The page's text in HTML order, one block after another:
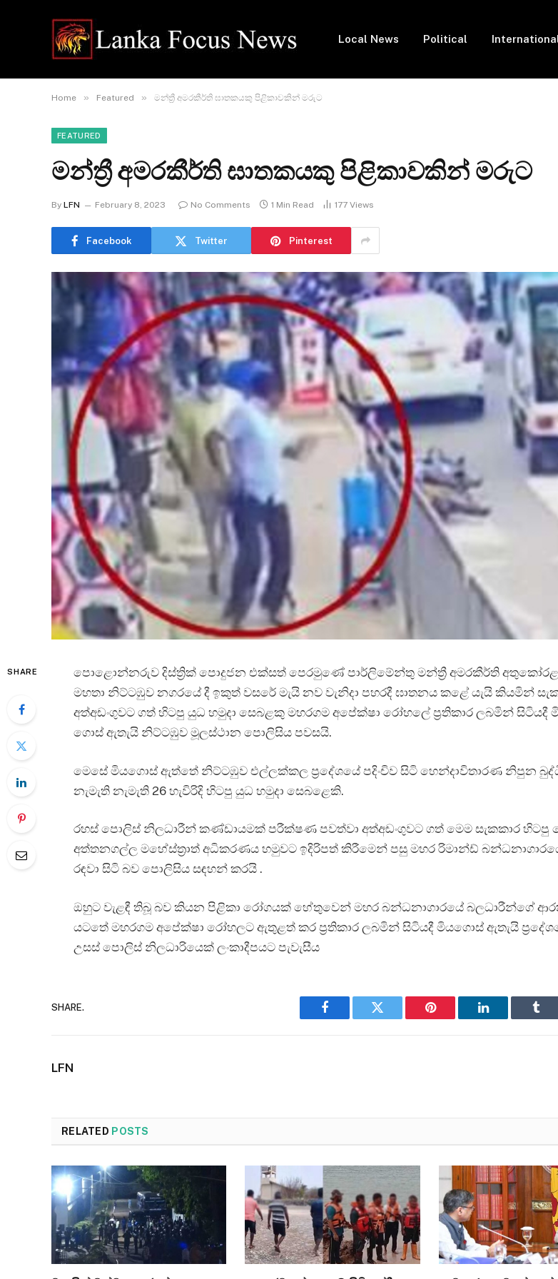
Local News Political
Home » Featured » මන්ත්‍රී අමරකීර්ති ඝාතකයකු පිළිකාවකින් මරුට
FEATURED
මන්ත්‍රී අමරකීර්ති ඝාතකයකු පිළිකාවකින් මරුට
By LFN February 8, 2023 No Comments 1 Min Read 177 Views
Facebook Twitter Pinterest
SHARE
පොළොන්නරුව දිස්ත්‍රික් පොදුජන එක්සත් පෙරමුණේ පාර්ලිමේන්තු මන්ත්‍රී අමරකීර්ති අතුකෝරළ
මහතා නිට්ටඹුව නගරයේ දී ඉකුත් වසරේ මැයි නව වැනිදා පහරදී ඝාතනය කළේ යැයි කියමින්
අත්අඩංගුවට ගත් හිටපු යුධ හමුදා සෙබළකු මහරගම අපේක්ෂා රෝහලේ ප්‍රතිකාර ලබමින් සිටියදී
ගොස් ඇතැයි නිට්ටඹුව මූලස්ථාන පොලිසිය පවසයි.
මෙසේ මියගොස් ඇත්තේ නිට්ටඹුව එල්ලක්කල ප්‍රදේශයේ පදිංචිව සිටි හෙන්දාවිතාරණ නිපුන
නැමැති නැමැති 26 හැවිරිදි හිටපු යුධ හමුදා සෙබළෙකි.
රහස් පොලිස් නිලධාරීන් කණ්ඩායමක් පරීක්ෂණ පවත්වා අත්අඩංගුවට ගත් මෙම සැකකාර හිටපු
අත්තනගල්ල මහේස්ත්‍රාත් අධිකරණය හමුවට ඉදිරිපත් කිරීමෙන් පසු මහර රිමාන්ඩ්
රඳවා සිටි බව පොලිසිය සඳහන් කරයි .
ඔහුට වැළඳී තිබූ බව කියන පිළිකා රෝගයක් හේතුවෙන් මහර බන්ධනාගාරයේ බලධාරීන්ගේ
යටතේ මහරගම අපේක්ෂා රෝහලට ඇතුළත් කර ප්‍රතිකාර ලබමින් සිටියදී මියගොස් ඇතැයි
උසස් පොලිස් නිලධාරියෙක් ලංකාදීපයට පැවැසීය
SHARE.
Facebook Twitter Pinterest LinkedIn
LFN
RELATED POSTS